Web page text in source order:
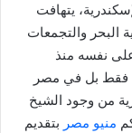
يتهافت
البحر والتجمعات
على نفسه منذ
فقط بل في مصر
من وجود الشيخ
منيو مصر بتقديم